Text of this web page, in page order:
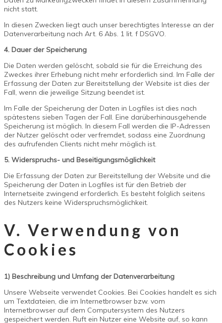
nicht statt.
In diesen Zwecken liegt auch unser berechtigtes Interesse an der
Datenverarbeitung nach Art. 6 Abs. 1 lit. f DSGVO.
4. Dauer der Speicherung
Die Daten werden gelöscht, sobald sie für die Erreichung des
Zweckes ihrer Erhebung nicht mehr erforderlich sind. Im Falle der
Erfassung der Daten zur Bereitstellung der Website ist dies der
Fall, wenn die jeweilige Sitzung beendet ist.
Im Falle der Speicherung der Daten in Logfiles ist dies nach
spätestens sieben Tagen der Fall. Eine darüberhinausgehende
Speicherung ist möglich. In diesem Fall werden die IP-Adressen
der Nutzer gelöscht oder verfremdet, sodass eine Zuordnung
des aufrufenden Clients nicht mehr möglich ist.
5. Widerspruchs- und Beseitigungsmöglichkeit
Die Erfassung der Daten zur Bereitstellung der Website und die
Speicherung der Daten in Logfiles ist für den Betrieb der
Internetseite zwingend erforderlich. Es besteht folglich seitens
des Nutzers keine Widerspruchsmöglichkeit.
V. Verwendung von
Cookies
1) Beschreibung und Umfang der Datenverarbeitung
Unsere Webseite verwendet Cookies. Bei Cookies handelt es sich
um Textdateien, die im Internetbrowser bzw. vom
Internetbrowser auf dem Computersystem des Nutzers
gespeichert werden. Ruft ein Nutzer eine Website auf, so kann